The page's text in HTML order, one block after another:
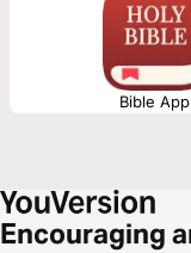
Bible App
Encouraging